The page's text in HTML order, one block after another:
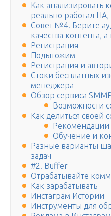
Как анализировать
реально работал
Совет №4. Берите
качества контента,
Регистрация
Подытожим
Регистрация и
Стоки бесплатных
менеджера
Обзор сервиса
Возможности
Как делиться своей
Рекомендации
Обучение и
Разные варианты
задач
#2. Buffer
Отрабатывайте
Как зарабатывать
Инстаграм Истории
Инструменты для